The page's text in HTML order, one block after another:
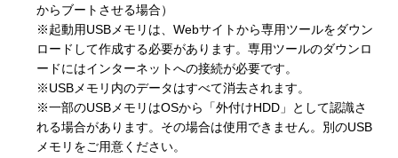
からブートさせる場合）
※起動用USBメモリは、Webサイトから専用ツールをダウン
ロードして作成する必要があります。専用ツールのダウンロ
ードにはインターネットへの接続が必要です。
※USBメモリ内のデータはすべて消去されます。
※一部のUSBメモリはOSから「外付けHDD」として認識さ
れる場合があります。その場合は使用できません。別のUSB
メモリをご用意ください。